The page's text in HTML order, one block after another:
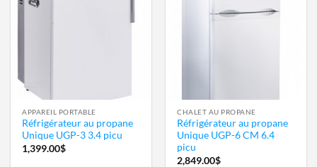
APPAREIL PORTABLE
Réfrigérateur au propane
Unique UGP-3 3.4 picu
1,399.00$
CHALET AU PROPANE
Réfrigérateur au propane
Unique UGP-6 CM 6.4
picu
2,849.00$